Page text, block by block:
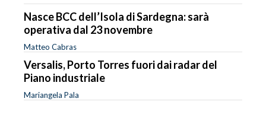
Nasce BCC dell’Isola di Sardegna: sarà
operativa dal 23 novembre
Matteo Cabras
Versalis, Porto Torres fuori dai radar del
Piano industriale
Mariangela Pala